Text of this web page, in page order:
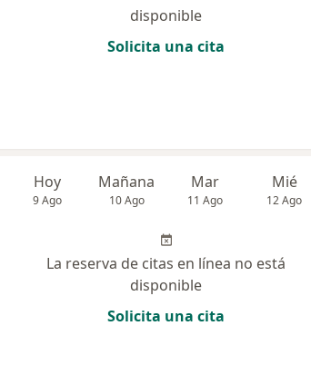
disponible
Solicita una cita
Hoy
9 Ago
Mañana
10 Ago
Mar
11 Ago
Mié
12 Ago
La reserva de citas en línea no está
disponible
Solicita una cita